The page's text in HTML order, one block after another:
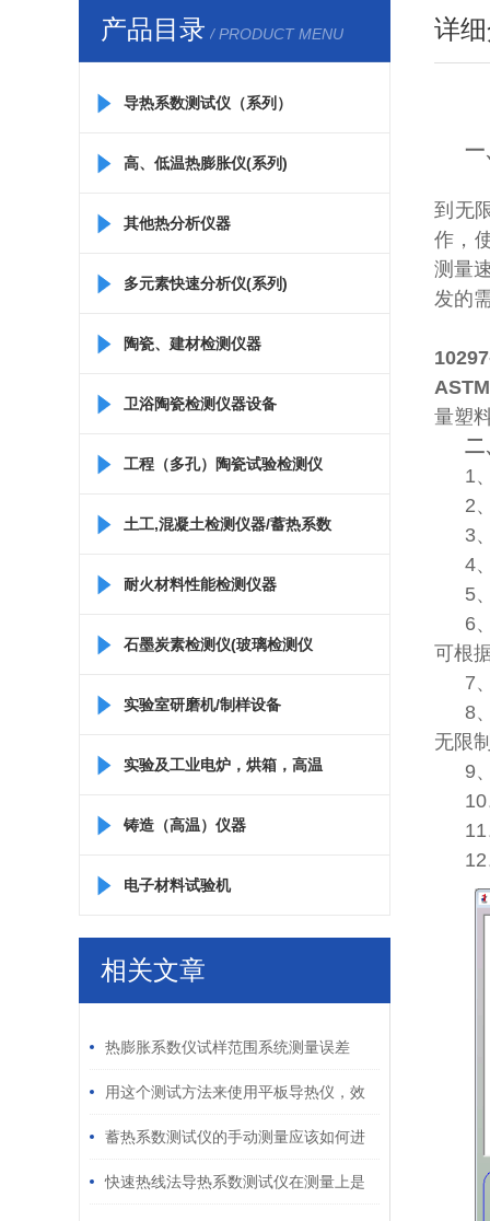
产品目录 / PRODUCT MENU
导热系数测试仪（系列）
高、低温热膨胀仪(系列)
其他热分析仪器
多元素快速分析仪(系列)
陶瓷、建材检测仪器
卫浴陶瓷检测仪器设备
工程（多孔）陶瓷试验检测仪
器
土工,混凝土检测仪器/蓄热系数
仪/比热容测定仪
耐火材料性能检测仪器
石墨炭素检测仪(玻璃检测仪
器)
实验室研磨机/制样设备
实验及工业电炉，烘箱，高温
箱
铸造（高温）仪器
电子材料试验机
相关文章
热膨胀系数仪试样范围系统测量误差
用这个测试方法来使用平板导热仪，效
果更好哦！
蓄热系数测试仪的手动测量应该如何进
行操作？
快速热线法导热系数测试仪在测量上是
详
一
到无
作，
测量
发的
量塑
二
1
2
3
4
5
6
可根
7
8
无限
9